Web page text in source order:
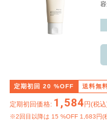
定期初回 20 %OFF 送料無
定期初回価格: 1,584円(税込
※2回目以降は 15 %OFF 1,683円(